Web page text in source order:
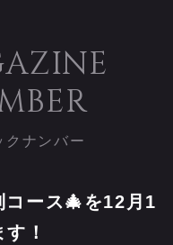
クナンバー
ース🎄を12月1
！